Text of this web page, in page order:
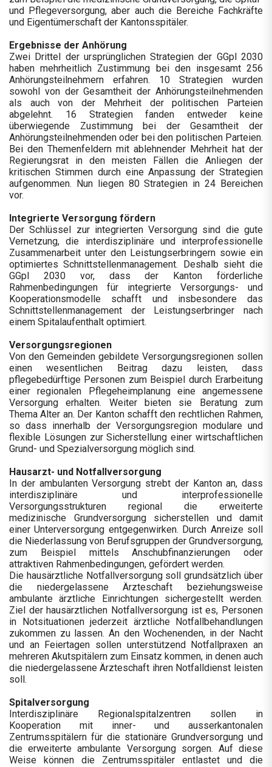
und Pflegeversorgung, aber auch die Bereiche Fachkräfte
und Eigentümerschaft der Kantonsspitäler.
Ergebnisse der Anhörung
Zwei Drittel der ursprünglichen Strategien der GGpl 2030
haben mehrheitlich Zustimmung bei den insgesamt 256
Anhörungsteilnehmern erfahren. 10 Strategien wurden
sowohl von der Gesamtheit der Anhörungsteilnehmenden
als auch von der Mehrheit der politischen Parteien
abgelehnt. 16 Strategien fanden entweder keine
überwiegende Zustimmung bei der Gesamtheit der
Anhörungsteilnehmenden oder bei den politischen Parteien.
Bei den Themenfeldern mit ablehnender Mehrheit hat der
Regierungsrat in den meisten Fällen die Anliegen der
kritischen Stimmen durch eine Anpassung der Strategien
aufgenommen. Nun liegen 80 Strategien in 24 Bereichen
vor.
Integrierte Versorgung fördern
Der Schlüssel zur integrierten Versorgung sind die gute
Vernetzung, die interdisziplinäre und interprofessionelle
Zusammenarbeit unter den Leistungserbringern sowie ein
optimiertes Schnittstellenmanagement. Deshalb sieht die
GGpl 2030 vor, dass der Kanton förderliche
Rahmenbedingungen für integrierte Versorgungs- und
Kooperationsmodelle schafft und insbesondere das
Schnittstellenmanagement der Leistungserbringer nach
einem Spitalaufenthalt optimiert.
Versorgungsregionen
Von den Gemeinden gebildete Versorgungsregionen sollen
einen wesentlichen Beitrag dazu leisten, dass
pflegebedürftige Personen zum Beispiel durch Erarbeitung
einer regionalen Pflegeheimplanung eine angemessene
Versorgung erhalten. Weiter bieten sie Beratung zum
Thema Alter an. Der Kanton schafft den rechtlichen Rahmen,
so dass innerhalb der Versorgungsregion modulare und
flexible Lösungen zur Sicherstellung einer wirtschaftlichen
Grund- und Spezialversorgung möglich sind.
Hausarzt- und Notfallversorgung
In der ambulanten Versorgung strebt der Kanton an, dass
interdisziplinäre und interprofessionelle
Versorgungsstrukturen regional die erweiterte
medizinische Grundversorgung sicherstellen und damit
einer Unterversorgung entgegenwirken. Durch Anreize soll
die Niederlassung von Berufsgruppen der Grundversorgung,
zum Beispiel mittels Anschubfinanzierungen oder
attraktiven Rahmenbedingungen, gefördert werden.
Die hausärztliche Notfallversorgung soll grundsätzlich über
die niedergelassene Ärzteschaft beziehungsweise
ambulante ärztliche Einrichtungen sichergestellt werden.
Ziel der hausärztlichen Notfallversorgung ist es, Personen
in Notsituationen jederzeit ärztliche Notfallbehandlungen
zukommen zu lassen. An den Wochenenden, in der Nacht
und an Feiertagen sollen unterstützend Notfallpraxen an
mehreren Akutspitälern zum Einsatz kommen, in denen auch
die niedergelassene Ärzteschaft ihren Notfalldienst leisten
soll.
Spitalversorgung
Interdisziplinäre Regionalspitalzentren sollen in
Kooperation mit inner- und ausserkantonalen
Zentrumsspitälern für die stationäre Grundversorgung und
die erweiterte ambulante Versorgung sorgen. Auf diese
Weise können die Zentrumsspitäler entlastet und die